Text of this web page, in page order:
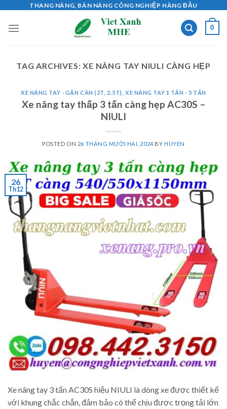
content
THANG NÂNG, BÀN NÂNG CÔNG NGHIỆP HÀNG ĐẦU
0
TAG ARCHIVES:XE NÂNG TAY NIULI CÀNG HẸP
XE NÂNG TAY - GẮN CÂN (2T, 2.5T) ,XE NÂNG TAY 1 TẤN - 5 TẤN
Xe nâng tay thấp 3 tấn càng hẹp AC30S –
NIULI
POSTED ON 26 THÁNG MƯỜI HAI, 2024 BY HUYEN
26
Th12
Xe nâng tay 3 tấn AC30S hiệu NIULI là dòng xe được thiết kế
với khung chắc chắn, đảm bảo có thể chịu được trọng tải lớn